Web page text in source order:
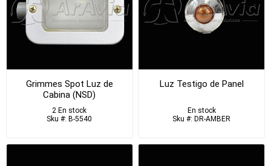
Grimmes Spot Luz de
Cabina (NSD)
2 En stock
Sku #: B-5540
Luz Testigo de Panel
En stock
Sku #: DR-AMBER